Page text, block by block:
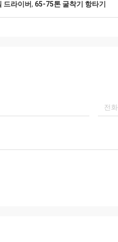
드라이버, 65-75톤 굴착기 항타기